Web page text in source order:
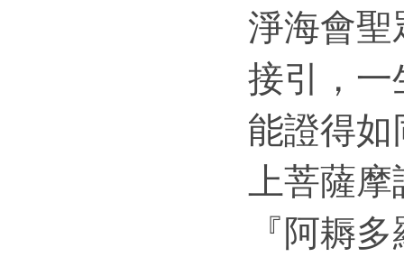
淨海會
接引，
能證得
上菩薩
『阿耨